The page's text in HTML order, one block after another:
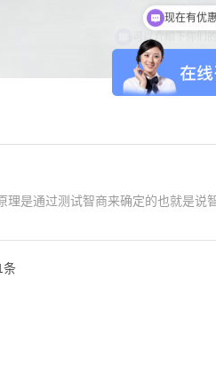
是通过测试智商来确定的也就是说
条
可以介绍下你们